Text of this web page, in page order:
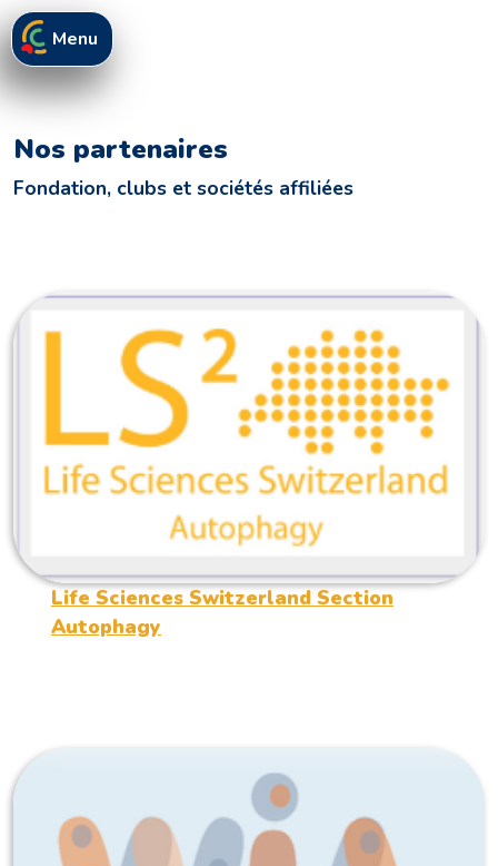
Menu
Nos partenaires
Fondation, clubs et sociétés affiliées
Life Sciences Switzerland Section
Autophagy